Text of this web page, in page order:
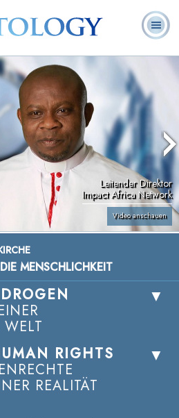
Ehrenamtliche
Geistliche
Leitender Direktor
Impact Africa Network
Video anschauen
MENSCHLICHKEIT
RIGHTS
REALITÄT